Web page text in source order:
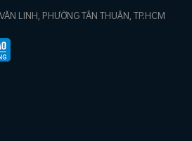
LINH, PHƯỜNG TÂN THUẬN, TP.HCM